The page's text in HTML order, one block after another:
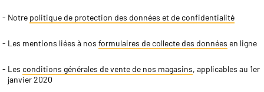
Notre politique de protection des données et de confidentialité
Les mentions liées à nos formulaires de collecte des données en ligne
Les conditions générales de vente de nos magasins, applicables au 1er
janvier 2020